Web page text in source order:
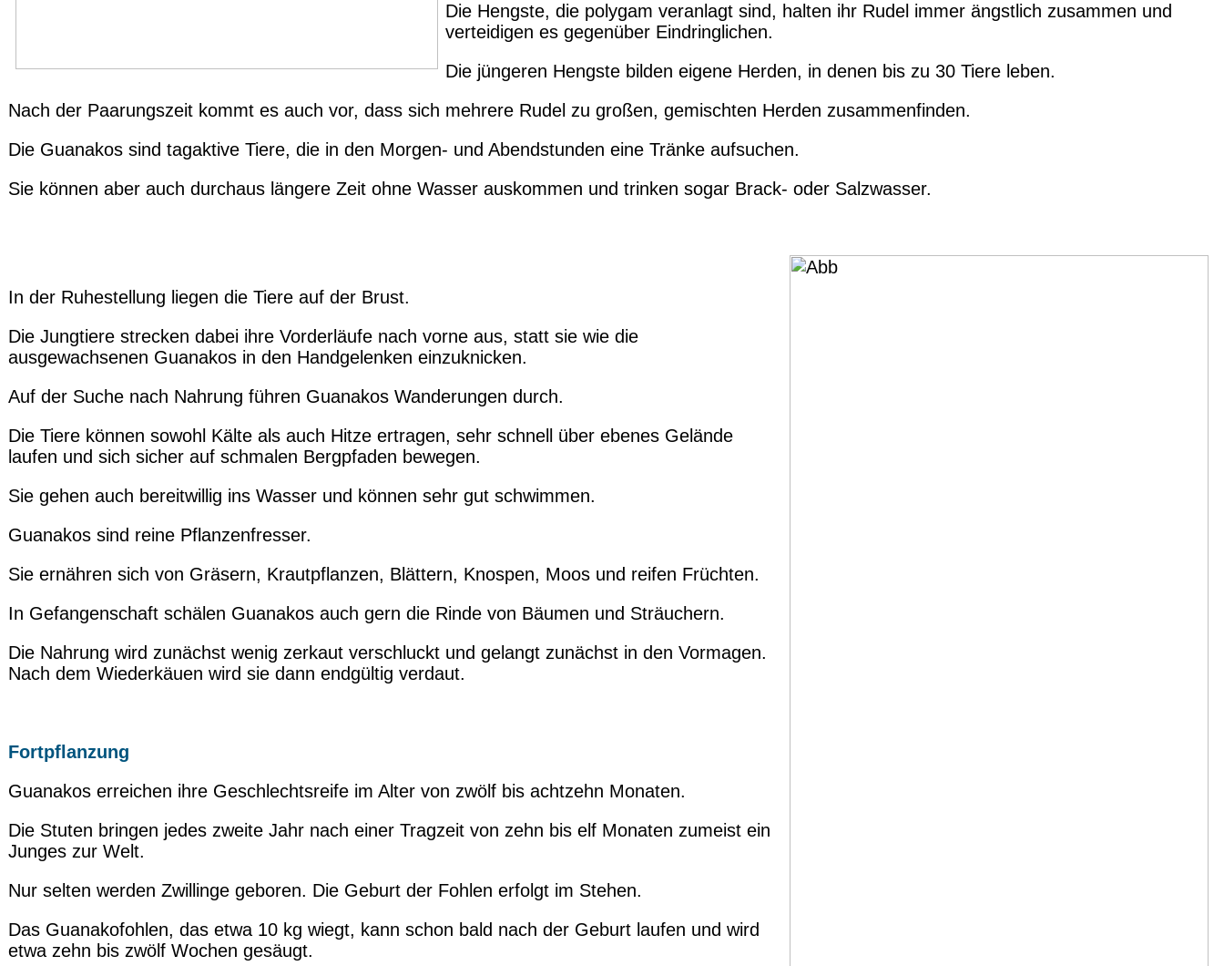
Die Hengste, die polygam veranlagt sind, halten ihr Rudel immer ängstlich zusammen und
verteidigen es gegenüber Eindringlichen.
Die jüngeren Hengste bilden eigene Herden, in denen bis zu 30 Tiere leben.
Nach der Paarungszeit kommt es auch vor, dass sich mehrere Rudel zu großen, gemischten Herden zusammenfinden.
Die Guanakos sind tagaktive Tiere, die in den Morgen- und Abendstunden eine Tränke aufsuchen.
Sie können aber auch durchaus längere Zeit ohne Wasser auskommen und trinken sogar Brack- oder Salzwasser.
In der Ruhestellung liegen die Tiere auf der Brust.
Die Jungtiere strecken dabei ihre Vorderläufe nach vorne aus, statt sie wie die
ausgewachsenen Guanakos in den Handgelenken einzuknicken.
Auf der Suche nach Nahrung führen Guanakos Wanderungen durch.
Die Tiere können sowohl Kälte als auch Hitze ertragen, sehr schnell über ebenes Gelände
laufen und sich sicher auf schmalen Bergpfaden bewegen.
Sie gehen auch bereitwillig ins Wasser und können sehr gut schwimmen.
Guanakos sind reine Pflanzenfresser.
Sie ernähren sich von Gräsern, Krautpflanzen, Blättern, Knospen, Moos und reifen Früchten.
In Gefangenschaft schälen Guanakos auch gern die Rinde von Bäumen und Sträuchern.
Die Nahrung wird zunächst wenig zerkaut verschluckt und gelangt zunächst in den Vormagen.
Nach dem Wiederkäuen wird sie dann endgültig verdaut.
Fortpflanzung
Guanakos erreichen ihre Geschlechtsreife im Alter von zwölf bis achtzehn Monaten.
Die Stuten bringen jedes zweite Jahr nach einer Tragzeit von zehn bis elf Monaten zumeist ein
Junges zur Welt.
Nur selten werden Zwillinge geboren. Die Geburt der Fohlen erfolgt im Stehen.
Das Guanakofohlen, das etwa 10 kg wiegt, kann schon bald nach der Geburt laufen und wird
etwa zehn bis zwölf Wochen gesäugt.